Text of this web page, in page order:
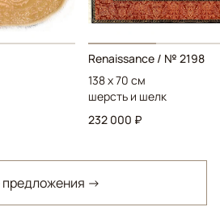
Renaissance / № 2198
138 x 70 см
шерсть и шелк
232 000 ₽
предложения →